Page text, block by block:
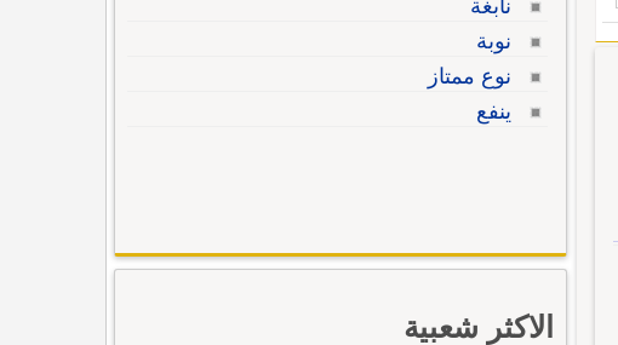
نابغة
نوبة
نوع ممتاز
ينفع
الاكثر شعبية